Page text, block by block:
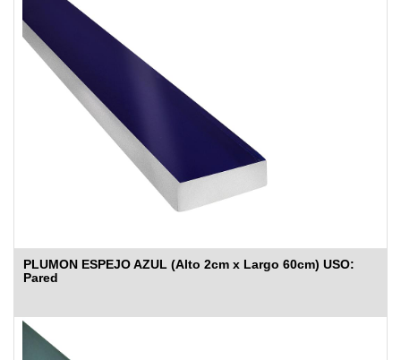
PLUMON ESPEJO AZUL (Alto 2cm x Largo 60cm) USO:
Pared